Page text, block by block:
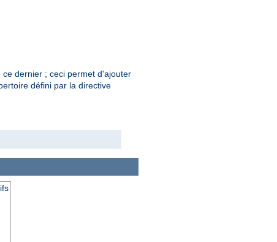
dernier ; ceci permet d'ajouter
défini par la directive